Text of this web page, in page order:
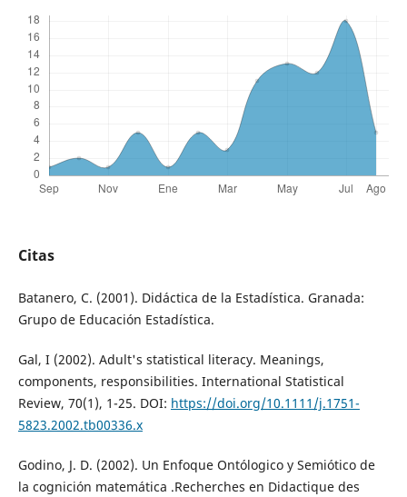
Citas
Batanero, C. (2001). Didáctica de la Estadística. Granada:
Grupo de Educación Estadística.
Gal, I (2002). Adult's statistical literacy. Meanings,
components, responsibilities. International Statistical
Review, 70(1), 1-25. DOI: https://doi.org/10.1111/j.1751-
5823.2002.tb00336.x
Godino, J. D. (2002). Un Enfoque Ontólogico y Semiótico de
la cognición matemática .Recherches en Didactique des